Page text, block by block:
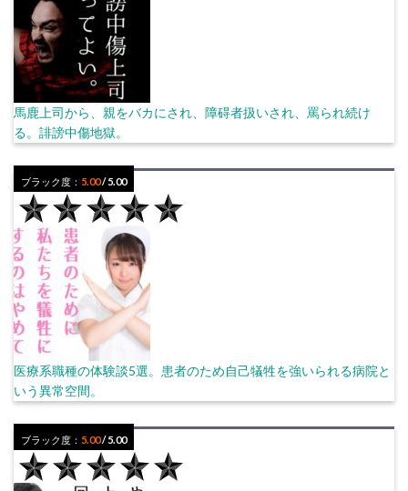
馬鹿上司から、親をバカにされ、障碍者扱いされ、罵られ続け
る。誹謗中傷地獄。
ブラック度： 5.00/ 5.00
医療系職種の体験談5選。患者のため自己犠牲を強いられる病院と
いう異常空間。
ブラック度： 5.00/ 5.00